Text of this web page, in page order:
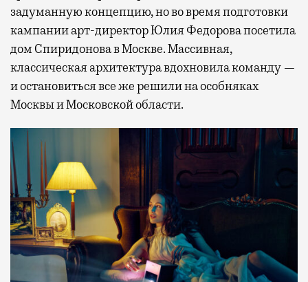
задуманную концепцию, но во время подготовки
кампании арт-директор Юлия Федорова посетила
дом Спиридонова в Москве. Массивная,
классическая архитектура вдохновила команду —
и остановиться все же решили на особняках
Москвы и Московской области.